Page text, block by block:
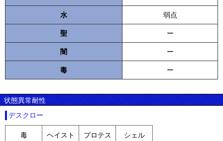
水 弱点
聖 ー
闇 ー
毒 ー
状態異常耐性
デスクロー
毒 ヘイスト プロテス シェル